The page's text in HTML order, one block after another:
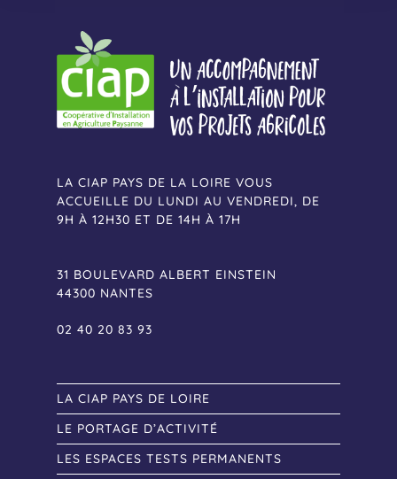
LA CIAP PAYS DE LA LOIRE VOUS
ACCUEILLE DU LUNDI AU VENDREDI, DE
9H À 12H30 ET DE 14H À 17H
31 BOULEVARD ALBERT EINSTEIN
44300 NANTES
02 40 20 83 93
LA CIAP PAYS DE LOIRE
LE PORTAGE D’ACTIVITÉ
LES ESPACES TESTS PERMANENTS